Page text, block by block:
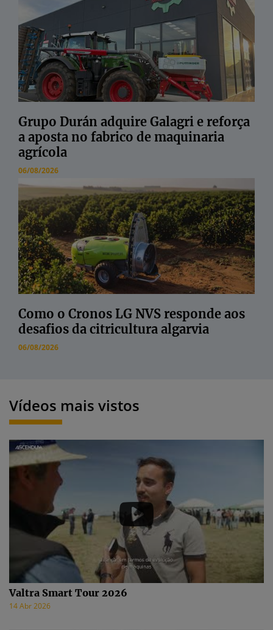
Grupo Durán adquire Galagri e reforça
a aposta no fabrico de maquinaria
agrícola
06/08/2026
Como o Cronos LG NVS responde aos
desafios da citricultura algarvia
06/08/2026
Vídeos mais vistos
Valtra Smart Tour 2026
14 Abr 2026